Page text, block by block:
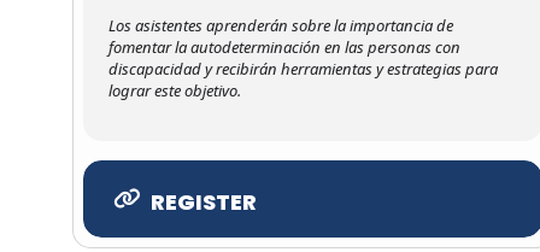
Los asistentes aprenderán sobre la importancia de
fomentar la autodeterminación en las personas con
discapacidad y recibirán herramientas y estrategias para
lograr este objetivo.
REGISTER